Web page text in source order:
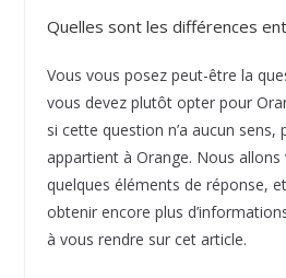
Quelles sont les différences
Vous vous posez peut-être la
vous devez plutôt opter pour
si cette question n’a aucun sens,
appartient à Orange. Nous allons
quelques éléments de réponse,
obtenir encore plus
à vous rendre sur cet article.